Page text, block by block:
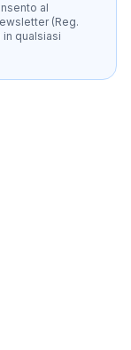
al
(Reg.
in qualsiasi